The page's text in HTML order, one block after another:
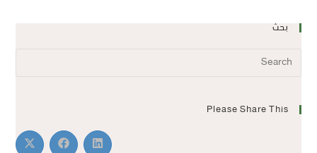
بحث
Please Share This